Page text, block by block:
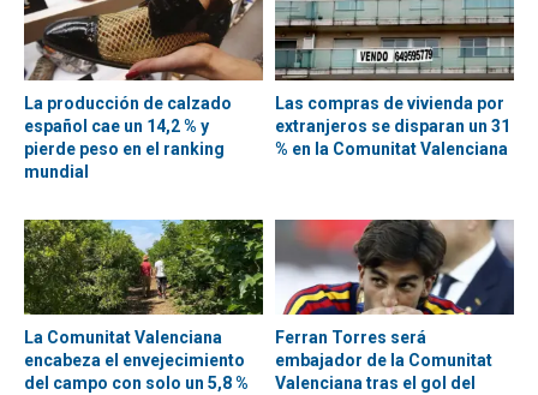
La producción de calzado
español cae un 14,2 % y
pierde peso en el ranking
mundial
Las compras de vivienda por
extranjeros se disparan un 31
% en la Comunitat Valenciana
La Comunitat Valenciana
encabeza el envejecimiento
del campo con solo un 5,8 %
Ferran Torres será
embajador de la Comunitat
Valenciana tras el gol del